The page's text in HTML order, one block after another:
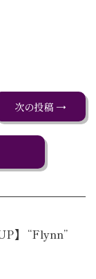
次の投稿 →
】 “Flynn”